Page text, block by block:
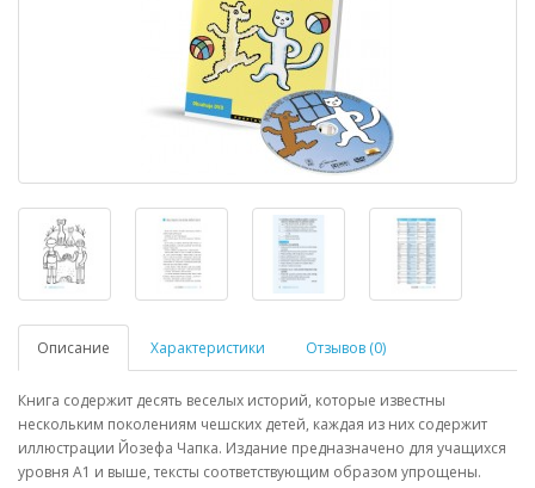
Описание Характеристики Отзывов (0)
Книга содержит десять веселых историй, которые известны
нескольким поколениям чешских детей, каждая из них содержит
иллюстрации Йозефа Чапка. Издание предназначено для учащихся
уровня A1 и выше, тексты соответствующим образом упрощены.